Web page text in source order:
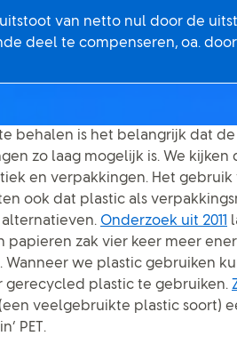
van netto nul door de
deel te compenseren, oa.
behalen is het belangrijk dat
zo laag mogelijk is. We kijken
en verpakkingen. Het gebruik
ook dat plastic als
Onderzoek uit 2011
zak vier keer meer
Wanneer we plastic gebruiken
plastic te gebruiken.
veelgebruikte plastic soort)
PET.